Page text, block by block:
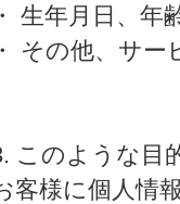
・ 生年月日、年
・ その他、サ
このような目
客様に個人情